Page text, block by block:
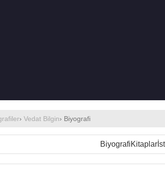
› Vedat Bilgin› Biyografi
BiyografiKitaplar